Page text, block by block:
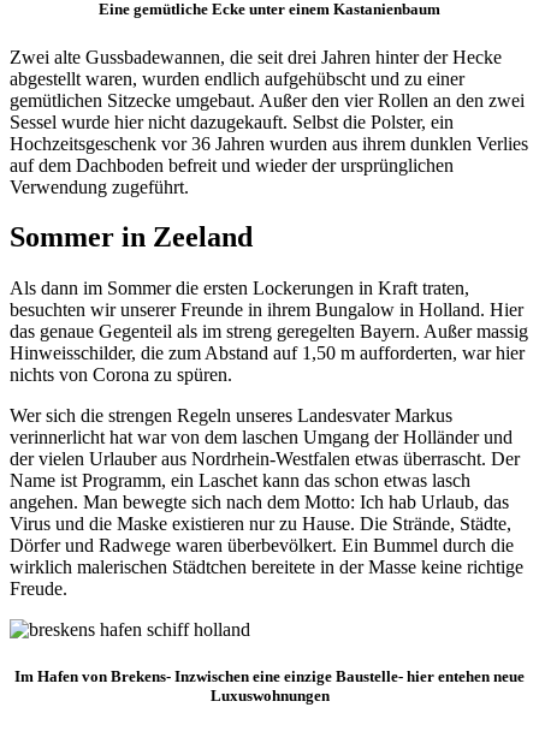
Eine gemütliche Ecke unter einem Kastanienbaum
Zwei alte Gussbadewannen, die seit drei Jahren hinter der Hecke
abgestellt waren, wurden endlich aufgehübscht und zu einer
gemütlichen Sitzecke umgebaut. Außer den vier Rollen an den zwei
Sessel wurde hier nicht dazugekauft. Selbst die Polster, ein
Hochzeitsgeschenk vor 36 Jahren wurden aus ihrem dunklen Verlies
auf dem Dachboden befreit und wieder der ursprünglichen
Verwendung zugeführt.
Sommer in Zeeland
Als dann im Sommer die ersten Lockerungen in Kraft traten,
besuchten wir unserer Freunde in ihrem Bungalow in Holland. Hier
das genaue Gegenteil als im streng geregelten Bayern. Außer massig
Hinweisschilder, die zum Abstand auf 1,50 m aufforderten, war hier
nichts von Corona zu spüren.
Wer sich die strengen Regeln unseres Landesvater Markus
verinnerlicht hat war von dem laschen Umgang der Holländer und
der vielen Urlauber aus Nordrhein-Westfalen etwas überrascht. Der
Name ist Programm, ein Laschet kann das schon etwas lasch
angehen. Man bewegte sich nach dem Motto: Ich hab Urlaub, das
Virus und die Maske existieren nur zu Hause. Die Strände, Städte,
Dörfer und Radwege waren überbevölkert. Ein Bummel durch die
wirklich malerischen Städtchen bereitete in der Masse keine richtige
Freude.
Im Hafen von Brekens- Inzwischen eine einzige Baustelle- hier entehen neue
Luxuswohnungen